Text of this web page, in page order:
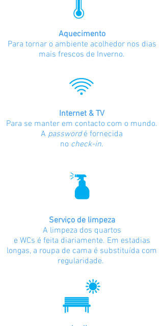
Aquecimento
Para tornar o ambiente acolhedor nos dias
mais frescos de Inverno.
Internet & TV
Para se manter em contacto com o mundo.
A passwordé fornecida
no check-in.
Serviço de limpeza
A limpeza dos quartos
e WCs é feita diariamente. Em estadias
longas, a roupa de cama é substituída com
regularidade.